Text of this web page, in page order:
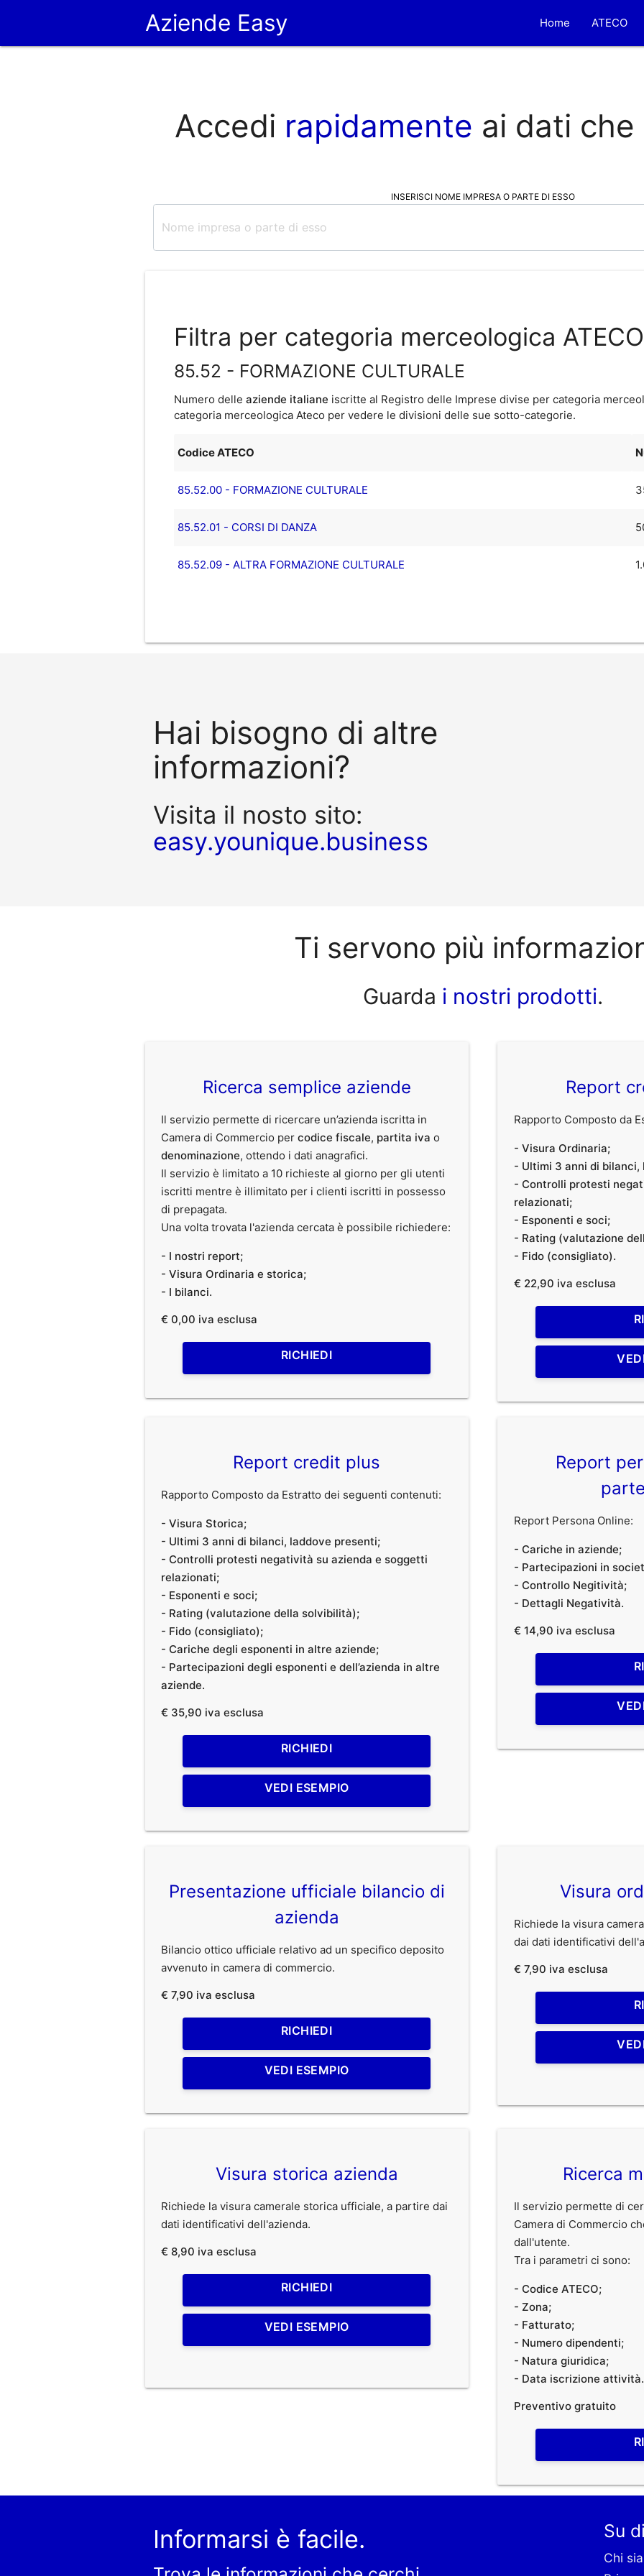
Aziende Easy Home ATECO
Accedi rapidamente ai dati
INSERISCI NOME IMPRESA O PARTE DI ESSO
Filtra per categoria merceologica ATECO
85.52 - FORMAZIONE CULTURALE
Numero delle aziende italiane iscritte al Registro delle Imprese divise per categoria
categoria merceologica Ateco per vedere le divisioni delle sue sotto-categorie.
Codice ATECO
85.52.00 - FORMAZIONE CULTURALE
85.52.01 - CORSI DI DANZA
85.52.09 - ALTRA FORMAZIONE CULTURALE
Hai bisogno di altre
informazioni?
Visita il nosto sito:
easy.younique.business
Ti servono più
Guarda i nostri prodotti.
Ricerca semplice aziende
Il servizio permette di ricercare un’azienda iscritta in
Camera di Commercio percodice fiscale, partita iva o
denominazione, ottendo i dati anagrafici.
Il servizio è limitato a 10 richieste al giorno per gli utenti
iscritti mentre è illimitato per i clienti iscritti in possesso
di prepagata.
Una volta trovata l'azienda cercata è possibile richiedere:
- I nostri report;
- Visura Ordinaria e storica;
- I bilanci.
€ 0,00 iva esclusa
RICHIEDI
Report
Rapporto Composto da
- Visura Ordinaria;
- Ultimi 3 anni di bilanci,
- Controlli protesti
relazionati;
- Esponenti e soci;
- Rating (valutazione
- Fido (consigliato).
€ 22,90 iva esclusa
Report credit plus
Rapporto Composto da Estratto dei seguenti contenuti:
- Visura Storica;
- Ultimi 3 anni di bilanci, laddove presenti;
- Controlli protesti negatività su azienda e soggetti
relazionati;
- Esponenti e soci;
- Rating (valutazione della solvibilità);
- Fido (consigliato);
- Cariche degli esponenti in altre aziende;
- Partecipazioni degli esponenti e dell’azienda in altre
aziende.
€ 35,90 iva esclusa
RICHIEDI
VEDI ESEMPIO
Report
Report Persona Online:
- Cariche in aziende;
- Partecipazioni in
- Controllo Negitività;
- Dettagli Negatività.
€ 14,90 iva esclusa
Presentazione ufficiale bilancio di
azienda
Bilancio ottico ufficiale relativo ad un specifico deposito
avvenuto in camera di commercio.
€ 7,90 iva esclusa
RICHIEDI
VEDI ESEMPIO
Visura
Richiede la visura
dai dati identificativi
€ 7,90 iva esclusa
Visura storica azienda
Richiede la visura camerale storica ufficiale, a partire dai
dati identificativi dell'azienda.
€ 8,90 iva esclusa
RICHIEDI
VEDI ESEMPIO
Ricerca
Il servizio permette di
Camera di Commercio
dall'utente.
Tra i parametri ci sono:
- Codice ATECO;
- Zona;
- Fatturato;
- Numero dipendenti;
- Natura giuridica;
- Data iscrizione attività.
Preventivo gratuito
Informarsi è facile. Su
Chi